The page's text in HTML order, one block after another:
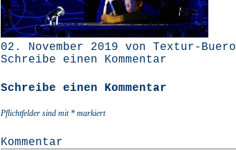
02. November 2019 von Textur-Buero
Schreibe einen Kommentar
Schreibe einen Kommentar
Pflichtfelder sind mit * markiert
Kommentar